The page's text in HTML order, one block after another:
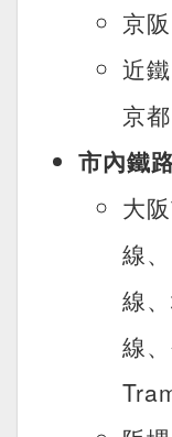
京
近
京都
市內鐵
大
線
線
線